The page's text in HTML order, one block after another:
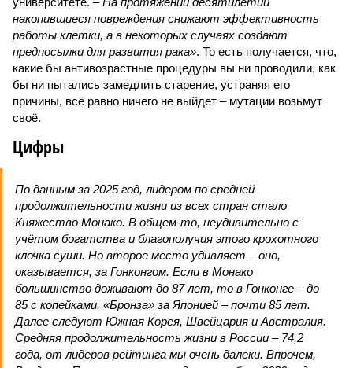
накопившиеся повреждения снижают эффективность
работы клетки, а в некоторых случаях создают
предпосылки для развития рака». То есть получается, что,
какие бы антивозрастные процедуры вы ни проводили, как
бы ни пытались замедлить старение, устраняя его
причины, всё равно ничего не выйдет – мутации возьмут
своё.
Цифры
По данным за 2025 год, лидером по средней
продолжительности жизни из всех стран стало
Княжество Монако. В общем-то, неудивительно с
учётом богатства и благополучия этого крохотного
клочка суши. Но второе место удивляет – оно,
оказывается, за Гонконгом. Если в Монако
большинство доживают до 87 лет, то в Гонконге – до
85 с копейками. «Бронза» за Японией – почти 85 лет.
Далее следуют Южная Корея, Швейцария и Австралия.
Средняя продолжительность жизни в России – 74,2
года, от лидеров рейтинга мы очень далеки. Впрочем,